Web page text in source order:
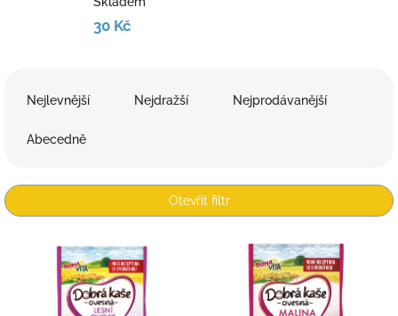
30 Kč
p
r
Nejlevnější Nejdražší Nejprodávanější
Abecedně
Otevřít filtr